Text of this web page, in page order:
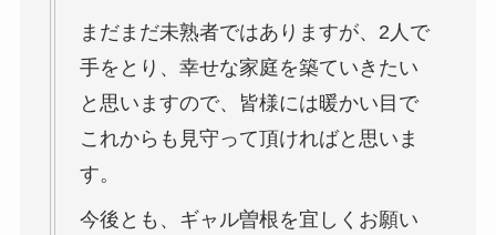
まだまだ未熟者ではありますが、2人で
手をとり、幸せな家庭を築ていきたい
と思いますので、皆様には暖かい目で
これからも見守って頂ければと思いま
す。
今後とも、ギャル曽根を宜しくお願い